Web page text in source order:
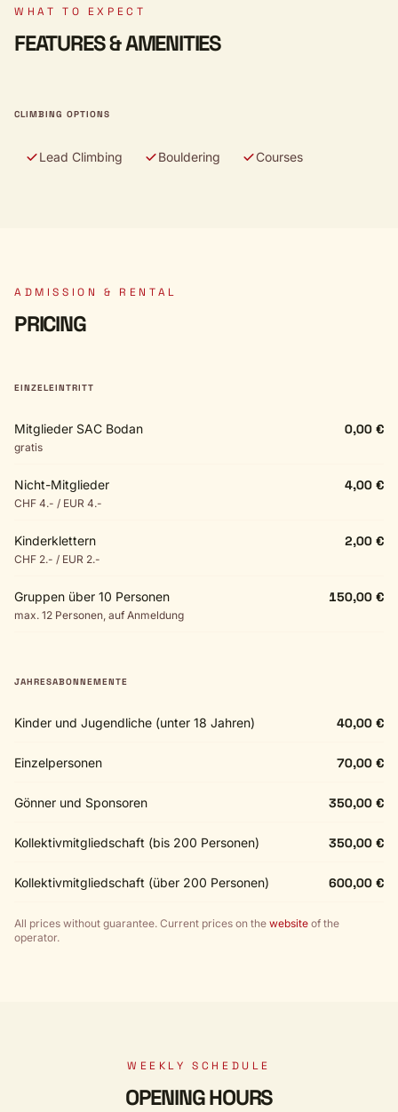
WHAT TO EXPECT
FEATURES & AMENITIES
CLIMBING OPTIONS
Lead Climbing Bouldering Courses
ADMISSION & RENTAL
PRICING
EINZELEINTRITT
Mitglieder SAC Bodan
gratis
0,00 €
Nicht-Mitglieder
CHF 4.- / EUR 4.-
4,00 €
Kinderklettern
CHF 2.- / EUR 2.-
2,00 €
Gruppen über 10 Personen
max. 12 Personen, auf Anmeldung
150,00 €
JAHRESABONNEMENTE
Kinder und Jugendliche (unter 18 Jahren) 40,00 €
Einzelpersonen 70,00 €
Gönner und Sponsoren 350,00 €
Kollektivmitgliedschaft (bis 200 Personen) 350,00 €
Kollektivmitgliedschaft (über 200 Personen) 600,00 €
All prices without guarantee. Current prices on the website of the
operator.
WEEKLY SCHEDULE
OPENING HOURS